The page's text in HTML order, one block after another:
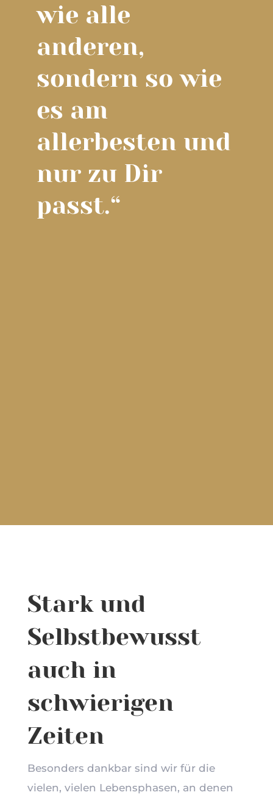
wie alle
anderen,
sondern so wie
es am
allerbesten und
nur zu Dir
passt.“
Stark und
Selbstbewusst
auch in
schwierigen
Zeiten
Besonders dankbar sind wir für die
vielen, vielen Lebensphasen, an denen